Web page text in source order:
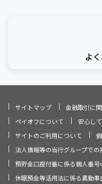
よ
サイトマップ
金融取引に
ペイオフについて
安心し
サイトのご利用について
法人情報等の当行グループで
預貯金口座付番に係る個人番
休眠預金等活用法に係る異動事